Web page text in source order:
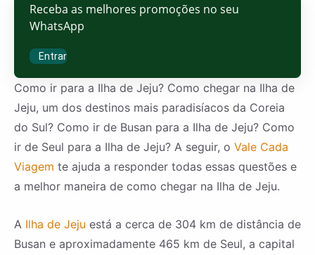
Receba as melhores promoções no seu
WhatsApp
Entrar
Como ir para a Ilha de Jeju? Como chegar na Ilha de
Jeju, um dos destinos mais paradisíacos da Coreia
do Sul? Como ir de Busan para a Ilha de Jeju? Como
ir de Seul para a Ilha de Jeju? A seguir, o Vale Cada
Viagem te ajuda a responder todas essas questões e
a melhor maneira de como chegar na Ilha de Jeju.
A Ilha de Jeju está a cerca de 304 km de distância de
Busan e aproximadamente 465 km de Seul, a capital